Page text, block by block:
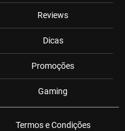
Reviews
Dicas
Promoções
Gaming
Termos e Condições